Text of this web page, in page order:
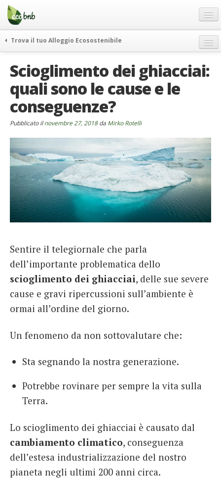
Menu
Salta
contenuto
Offerte Speciali
Regali
FAQ
Chi Siamo
Partner
Contatti
Italiano
German
English
Spanish
Italiano
Trova il tuo Alloggio Ecosostenibile
itinerari
curiosità
vivere e viaggiare verde
news ed eventi
rassegna stampa
Scioglimento dei ghiacciai:
quali sono le cause e le
conseguenze?
Pubblicato ilnovembre 27, 2018da Mirko Rotelli
Sentire il telegiornale che parla
dell’importante problematica dello
scioglimento dei ghiacciai, delle sue severe
cause e gravi ripercussioni sull’ambiente è
ormai all’ordine del giorno.
Un fenomeno da non sottovalutare che:
Sta segnando la nostra generazione.
Potrebbe rovinare per sempre la vita sulla
Terra.
Lo scioglimento dei ghiacciai è causato dal
cambiamento climatico, conseguenza
dell’estesa industrializzazione del nostro
pianeta negli ultimi 200 anni circa.